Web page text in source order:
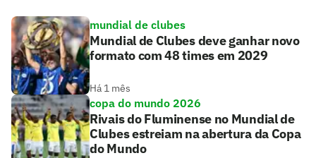
mundial de clubes
Mundial de Clubes deve ganhar novo
formato com 48 times em 2029
Há 1 mês
copa do mundo 2026
Rivais do Fluminense no Mundial de
Clubes estreiam na abertura da Copa
do Mundo